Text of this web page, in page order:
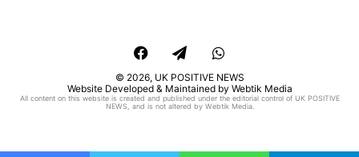
FacebookTelegramWhatsApp
© 2026, UK POSITIVE NEWS
Website Developed & Maintained by Webtik Media
All content on this website is created and published under the editorial control of UK POSITIVE
NEWS, and is not altered by Webtik Media.